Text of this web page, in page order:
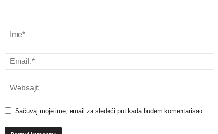
Sačuvaj moje ime, email za sledeći put kada budem komentarisao.